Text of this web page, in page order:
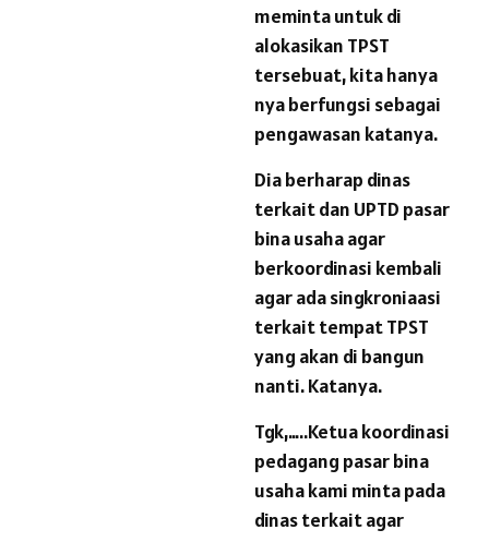
meminta untuk di
alokasikan TPST
tersebuat, kita hanya
nya berfungsi sebagai
pengawasan katanya.
Dia berharap dinas
terkait dan UPTD pasar
bina usaha agar
berkoordinasi kembali
agar ada singkroniaasi
terkait tempat TPST
yang akan di bangun
nanti. Katanya.
Tgk,…..Ketua koordinasi
pedagang pasar bina
usaha kami minta pada
dinas terkait agar